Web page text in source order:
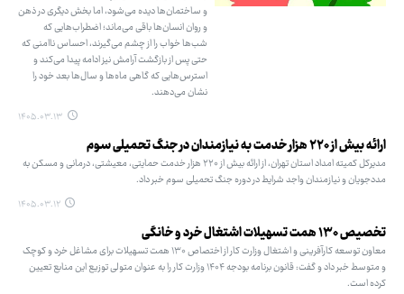
و ساختمان‌ها دیده می‌شود، اما بخش دیگری در ذهن
و روان انسان‌ها باقی می‌ماند؛ اضطراب‌هایی که
شب‌ها خواب را از چشم می‌گیرند، احساس ناامنی که
حتی پس از بازگشت آرامش نیز ادامه پیدا می‌کند و
استرس‌هایی که گاهی ماه‌ها و سال‌ها بعد خود را
نشان می‌دهند.
۱۴۰۵.۰۳.۱۳
ارائه بیش از ۲۲۰ هزار خدمت به نیازمندان در جنگ تحمیلی سوم
مدیرکل کمیته امداد استان تهران، از ارائه بیش از ۲۲۰ هزار خدمت حمایتی، معیشتی، درمانی و مسکن به
مددجویان و نیازمندان واجد شرایط در دوره جنگ تحمیلی سوم خبر داد.
۱۴۰۵.۰۳.۱۲
تخصیص ۱۳۰ همت تسهیلات اشتغال خرد و خانگی
معاون توسعه کارآفرینی و اشتغال وزارت کار از اختصاص ۱۳۰ همت تسهیلات برای مشاغل خرد و کوچک
و متوسط خبر داد و گفت: قانون برنامه بودجه ۱۴۰۴ وزارت کار را به عنوان متولی توزیع این منابع تعیین
کرده است.